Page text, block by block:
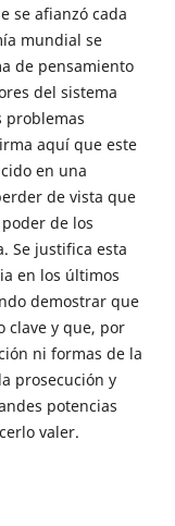
se afianzó cada
mundial se
de pensamiento
del sistema
problemas
aquí que este
en una
de vista que
de los
Se justifica esta
en los últimos
demostrar que
clave y que, por
ni formas de la
prosecución y
potencias
valer.